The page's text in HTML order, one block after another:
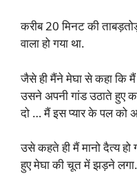
करीब 20 मिनट की
वाला हो गया था.
जैसे ही मैंने मेघा से कहा कि
उसने अपनी गांड उठाते हुए
दो … मैं इस प्यार के पल को
उसे कहते ही मैं मानो दैत्य
हुए मेघा की चूत में झड़ने लगा.